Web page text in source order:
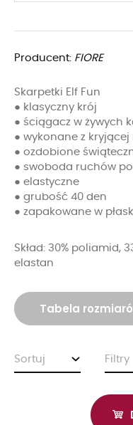
Producent: FIORE
Skarpetki Elf Fun
● klasyczny krój
● ściągacz w żywych
● wykonane z
● ozdobione
● swoboda ruchów
● elastyczne
● grubość 40 den
● zapakowane w
Skład: 30% poliamid,
elastan
Tabela
Sortuj Filtry